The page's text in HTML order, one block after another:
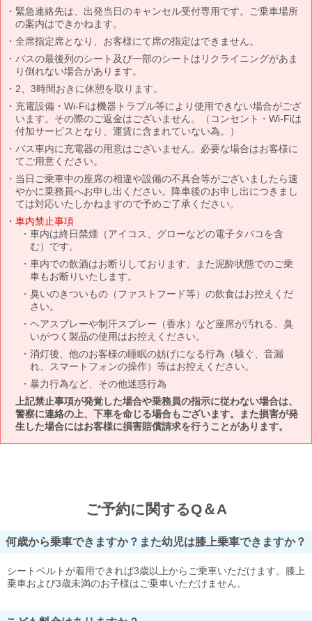
緊急連絡先は、出発当日のキャンセル受付専用です。ご乗車場所
の案内はできかねます。
全席指定席となり、お客様にて席の指定はできません。
バスの最後列のシート及び一部のシートはリクライニングがあま
り倒れない場合があります。
2、3時間おきに休憩を取ります。
充電設備・Wi-Fiは機器トラブル等により使用できない場合がござ
います。その際のご返金はございません。（コンセント・Wi-Fiは
付加サービスとなり、運賃に含まれていない為。）
バス車内に充電器の用意はございません。必要な場合はお客様に
てご用意ください。
当日ご乗車中の座席の相違や設備の不具合等がございましたら速
やかに乗務員へお申し出ください。降車後のお申し出につきまし
ては対応いたしかねますので予めご了承ください。
車内禁止事項
車内は終日禁煙（アイコス、グローなどの電子タバコを含
む）です。
車内での飲酒はお断りしております、また泥酔状態でのご乗
車もお断りいたします。
臭いのきついもの（ファストフード等）の飲食はお控えくだ
さい。
ヘアスプレーや制汗スプレー（香水）など座席が汚れる、臭
いがつく製品の使用はお控えください。
消灯後、他のお客様の睡眠の妨げになる行為（騒ぐ、音漏
れ、スマートフォンの操作）等はお控えください。
暴力行為など、その他迷惑行為
上記禁止事項が発覚した場合や乗務員の指示に従わない場合は、
警察に連絡の上、下車を命じる場合もございます。また損害が発
生した場合にはお客様に損害賠償請求を行うことがあります。
ご予約に関するQ＆A
何歳から乗車できますか？また幼児は膝上乗車できますか？
シートベルトが着用できれば3歳以上からご乗車いただけます。膝上
乗車および3歳未満のお子様はご乗車いただけません。